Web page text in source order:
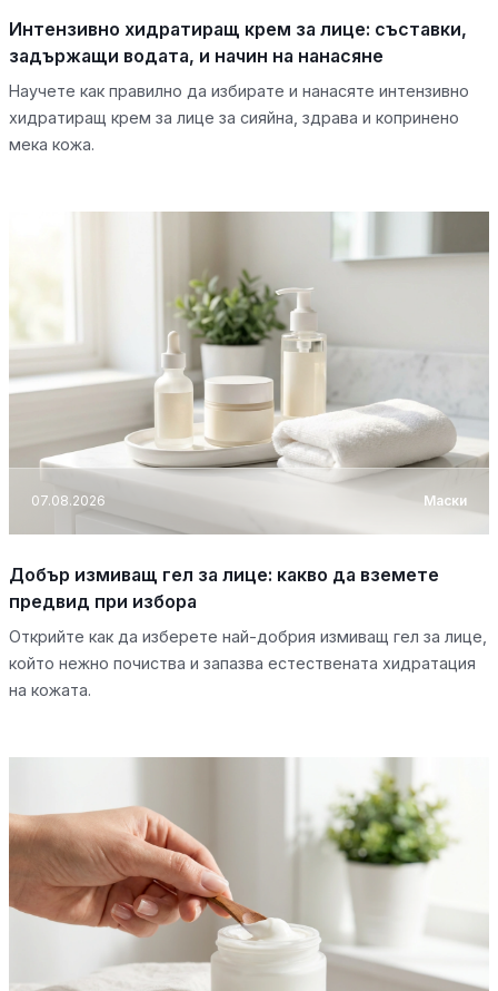
Интензивно хидратиращ крем за лице: съставки,
задържащи водата, и начин на нанасяне
Научете как правилно да избирате и нанасяте интензивно
хидратиращ крем за лице за сияйна, здрава и копринено
мека кожа.
07.08.2026 Маски
Добър измиващ гел за лице: какво да вземете
предвид при избора
Открийте как да изберете най-добрия измиващ гел за лице,
който нежно почиства и запазва естествената хидратация
на кожата.